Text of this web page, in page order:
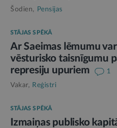
Šodien, Pensijas
STĀJAS SPĒKĀ
Ar Saeimas lēmumu
vēsturisko taisnīgumu
represiju upuriem
1
Vakar, Reģistri
STĀJAS SPĒKĀ
Izmaiņas publisko